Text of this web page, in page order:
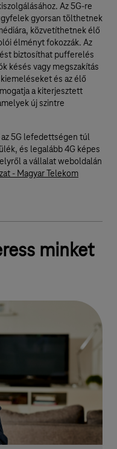
Az 5G-re
gyorsan tölthetnek
közvetíthetnek élő
élményt fokozzák. Az
biztosíthat pufferelés
késés vagy megszakítás
és az élő
a kiterjesztett
új szintre
5G lefedettségen túl
és legalább 4G képes
a vállalat weboldalán
- Magyar Telekom
minket